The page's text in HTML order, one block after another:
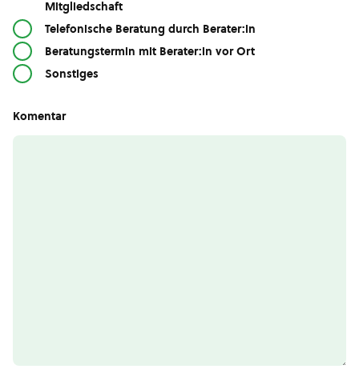
Mitgliedschaft
Telefonische Beratung durch Berater:in
Beratungstermin mit Berater:in vor Ort
Sonstiges
Komentar